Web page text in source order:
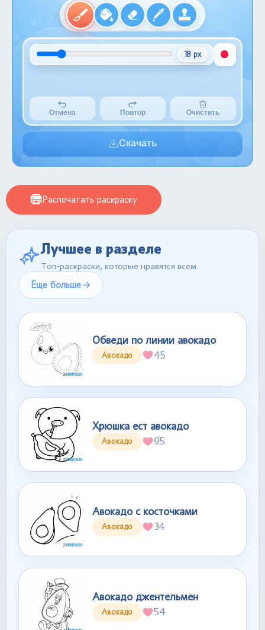
18 px
Отмена Повтор Очистить
Скачать
Распечатать раскраску
Лучшее в разделе
Топ-раскраски, которые нравятся всем
Еще больше
Обведи по линии авокадо
Авокадо 45
Хрюшка ест авокадо
Авокадо 95
Авокадо с косточками
Авокадо 34
Авокадо джентельмен
Авокадо 54